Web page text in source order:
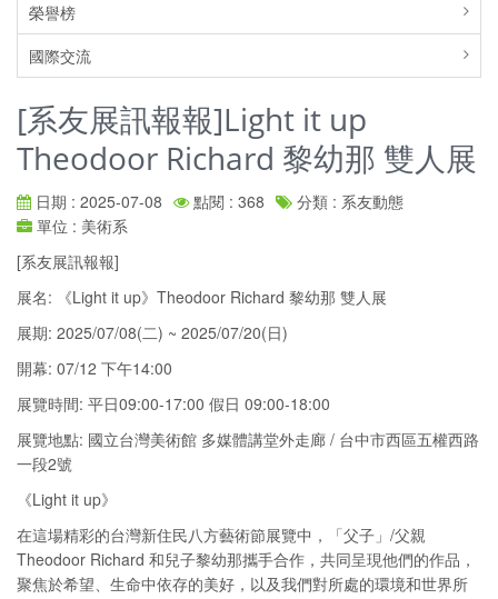
榮譽榜
國際交流
[系友展訊報報]Light it up
Theodoor Richard 黎幼那 雙人展
日期 : 2025-07-08 點閱 : 368
分類 : 系友動態
單位 : 美術系
[系友展訊報報]
展名: 《Light it up》Theodoor Richard 黎幼那 雙人展
展期: 2025/07/08(二) ~ 2025/07/20(日)
開幕: 07/12 下午14:00
展覽時間: 平日09:00-17:00 假日 09:00-18:00
展覽地點: 國立台灣美術館 多媒體講堂外走廊 / 台中市西區五權西路
一段2號
《Light it up》
在這場精彩的台灣新住民八方藝術節展覽中，「父子」/父親
Theodoor Richard 和兒子黎幼那攜手合作，共同呈現他們的作品，
聚焦於希望、生命中依存的美好，以及我們對所處的環境和世界所